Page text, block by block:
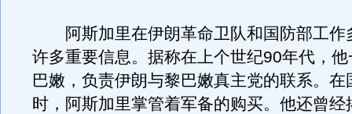
阿斯加里在伊朗革命卫队和国防部工作
许多重要信息。据称在上个世纪90年代，
巴嫩，负责伊朗与黎巴嫩真主党的联系。在
时，阿斯加里掌管着军备的购买。他还曾经